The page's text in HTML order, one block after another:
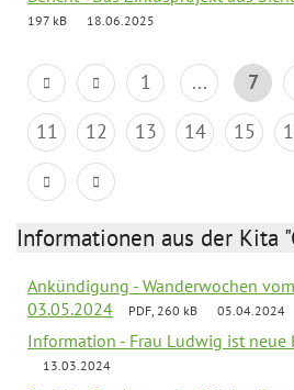
197 kB
18.06.2025
1 ... 7
11
12 13 14 15
Informationen aus der Kita
Ankündigung - Wanderwochen
03.05.2024
PDF, 260 kB 05.04.2024
Information - Frau Ludwig ist neue
13.03.2024